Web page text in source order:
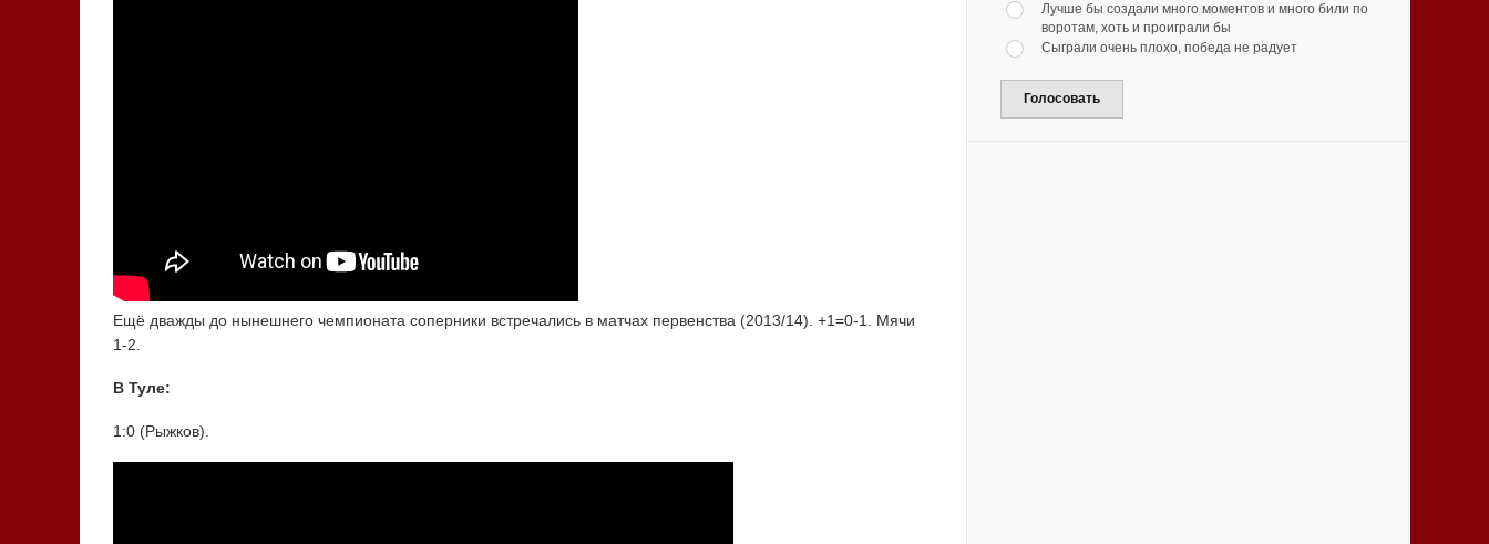
Ещё дважды до нынешнего чемпионата соперники встречались в матчах первенства (2013/14). +1=0-1. Мячи
1-2.
В Туле:
1:0 (Рыжков).
Лучше бы создали много моментов и много били по
воротам, хоть и проиграли бы
Сыграли очень плохо, победа не радует
Голосовать